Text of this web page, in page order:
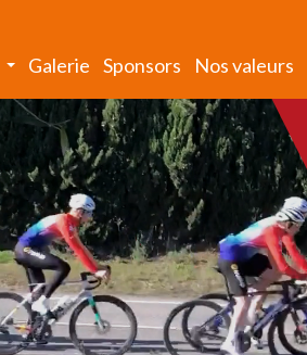
Galerie Sponsors Nos valeurs